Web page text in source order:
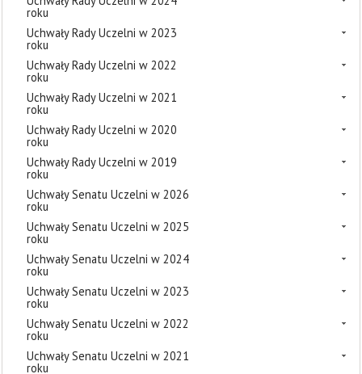
roku
Uchwały Rady Uczelni w 2023
roku
Uchwały Rady Uczelni w 2022
roku
Uchwały Rady Uczelni w 2021
roku
Uchwały Rady Uczelni w 2020
roku
Uchwały Rady Uczelni w 2019
roku
Uchwały Senatu Uczelni w 2026
roku
Uchwały Senatu Uczelni w 2025
roku
Uchwały Senatu Uczelni w 2024
roku
Uchwały Senatu Uczelni w 2023
roku
Uchwały Senatu Uczelni w 2022
roku
Uchwały Senatu Uczelni w 2021
roku